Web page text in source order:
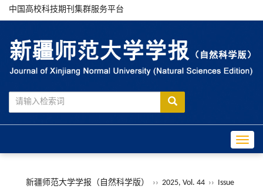
中国高校科技期刊集群服务平台
新疆师范大学学报（自然科学版） ›› 2025, Vol. 44 ›› Issue